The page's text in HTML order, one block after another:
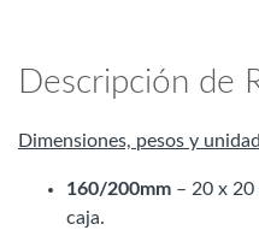
Descripción de
Dimensiones, pesos y
160/200mm – 20 x
caja.